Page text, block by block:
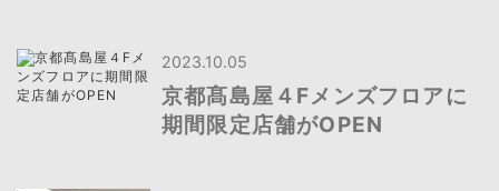
京都髙島屋４Fメンズフロアに
期間限定店舗がOPEN
2023.10.05